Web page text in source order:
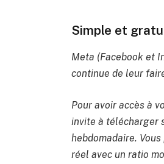
Simple et
Meta (Facebook et
continue de leur
Pour avoir accès à
invite à télécharger
hebdomadaire.
réel avec un ratio